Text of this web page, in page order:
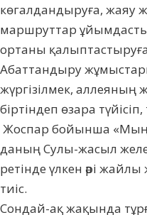
көгалдандыруға, жаяу
маршруттар
ортаны
Абаттандыру
жүргізілмек, ал­леяның
біртіндеп өзара
Жос­пар бойынша
даның Сулы-жасыл
ретінде үлкен әрі
тиіс.
Сондай-ақ жақында